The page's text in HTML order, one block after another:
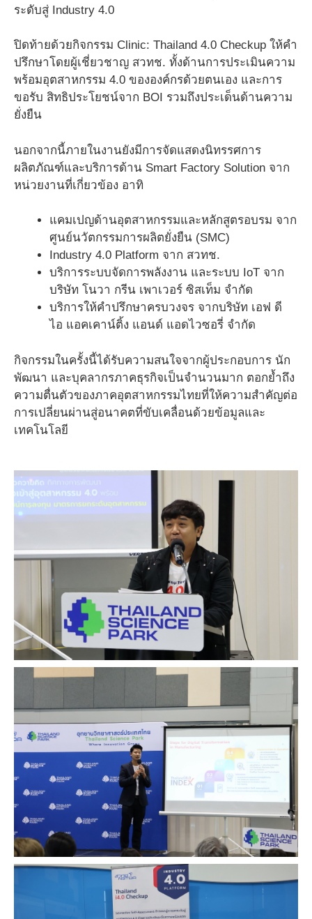
ระดับสู่ Industry 4.0
ปิดท้ายด้วยกิจกรรม Clinic: Thailand 4.0 Checkup ให้คำ
ปรึกษาโดยผู้เชี่ยวชาญ สวทช. ทั้งด้านการประเมินความ
พร้อมอุตสาหกรรม 4.0 ขององค์กรด้วยตนเอง และการ
ขอรับ สิทธิประโยชน์จาก BOI รวมถึงประเด็นด้านความ
ยั่งยืน
นอกจากนี้ภายในงานยังมีการจัดแสดงนิทรรศการ
ผลิตภัณฑ์และบริการด้าน Smart Factory Solution จาก
หน่วยงานที่เกี่ยวข้อง อาทิ
แคมเปญด้านอุตสาหกรรมและหลักสูตรอบรม จาก
ศูนย์นวัตกรรมการผลิตยั่งยืน (SMC)
Industry 4.0 Platform จาก สวทช.
บริการระบบจัดการพลังงาน และระบบ IoT จาก
บริษัท โนวา กรีน เพาเวอร์ ซิสเท็ม จำกัด
บริการให้คำปรึกษาครบวงจร จากบริษัท เอฟ ดี
ไอ แอคเคาน์ติ้ง แอนด์ แอดไวซอรี่ จำกัด
กิจกรรมในครั้งนี้ได้รับความสนใจจากผู้ประกอบการ นัก
พัฒนา และบุคลากรภาคธุรกิจเป็นจำนวนมาก ตอกย้ำถึง
ความตื่นตัวของภาคอุตสาหกรรมไทยที่ให้ความสำคัญต่อ
การเปลี่ยนผ่านสู่อนาคตที่ขับเคลื่อนด้วยข้อมูลและ
เทคโนโลยี